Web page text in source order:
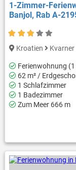
1-Zimmer-
Banjol, Rab A-
Kroatien Kvarner
Ferienwohnung (1
62 m² /
1 Schlafzimmer
1 Badezimmer
Zum Meer 666 m